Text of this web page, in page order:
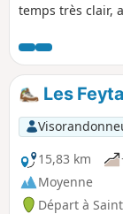
temps très clair,
en temps la
Blanc.
raccourcir de 2
1,8 km : voir
randonnée ou à
RANDONNEURS
MES
des photos en
sur le circuit.
Les
15,83 km
Moyenne
Départ à